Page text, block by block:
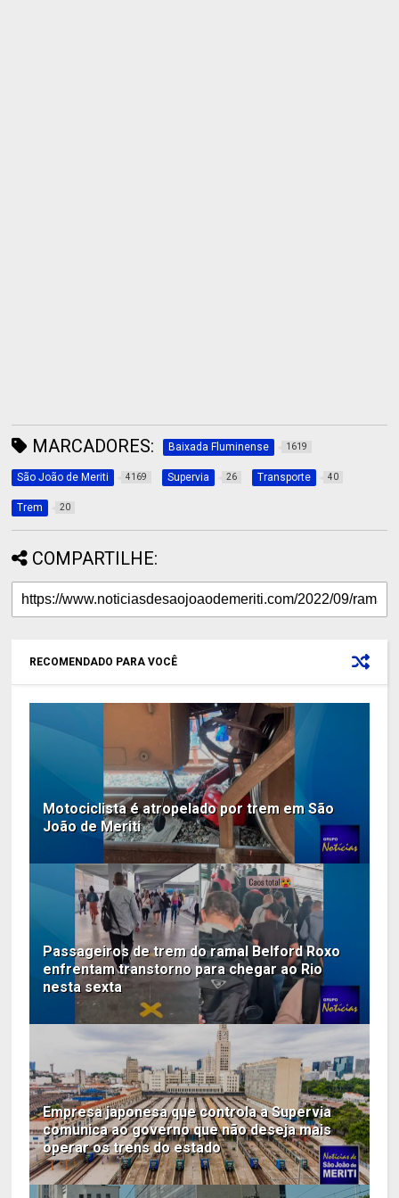
MARCADORES: Baixada Fluminense 1619
São João de Meriti 4169 Supervia 26 Transporte 40
Trem 20
COMPARTILHE:
RECOMENDADO PARA VOCÊ
Motociclista é atropelado por trem em São
João de Meriti
Passageiros de trem do ramal Belford Roxo
enfrentam transtorno para chegar ao Rio
nesta sexta
Empresa japonesa que controla a Supervia
comunica ao governo que não deseja mais
operar os trens do estado